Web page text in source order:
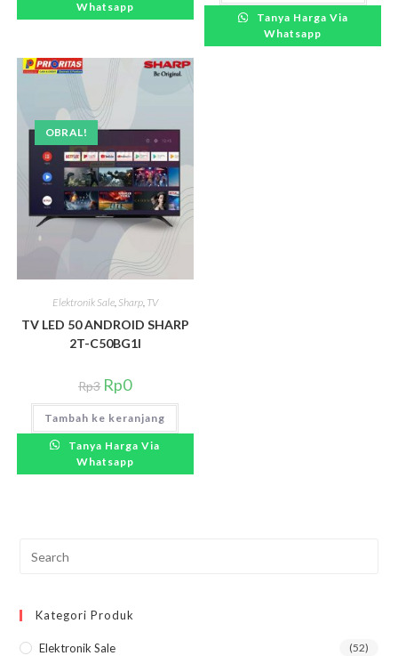
Whatsapp
Tanya Harga Via
Whatsapp
OBRAL!
Elektronik Sale, Sharp, TV
TV LED 50 ANDROID SHARP
2T-C50BG1I
Rp3 Rp0
Tambah ke keranjang
Tanya Harga Via
Whatsapp
Kategori Produk
Elektronik Sale (52)